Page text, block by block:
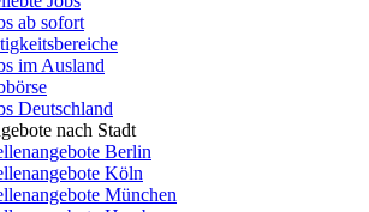
ab sofort
im Ausland
Deutschland
nach Stadt
Berlin
Köln
München